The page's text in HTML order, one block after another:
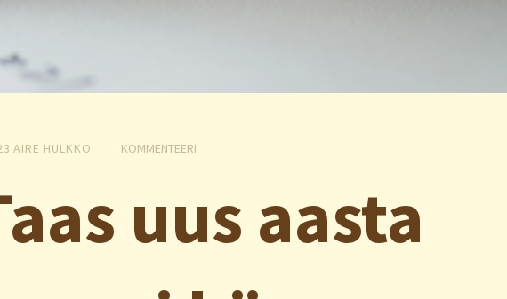
AIRE HULKKO KOMMENTEERI
uus aasta